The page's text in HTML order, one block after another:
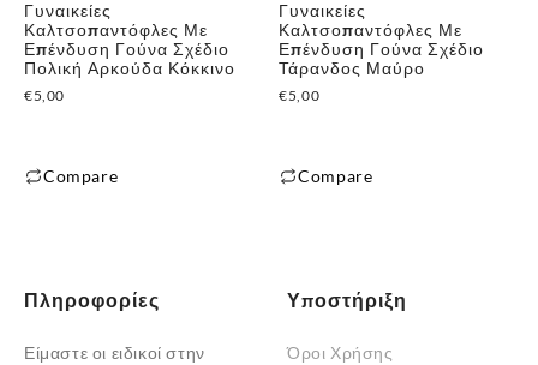
Γυναικείες
Καλτσοπαντόφλες Με
Επένδυση Γούνα Σχέδιο
Πολική Αρκούδα Κόκκινο
€5,00
Compare
Γυναικείες
Καλτσοπαντόφλες Με
Επένδυση Γούνα Σχέδιο
Τάρανδος Μαύρο
€5,00
Compare
Πληροφορίες
Είμαστε οι ειδικοί στην
Υποστήριξη
Όροι Χρήσης